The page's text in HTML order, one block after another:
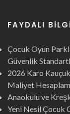
FAYDALI
Çocuk Oyun
Güvenlik
2026 Karo
Maliyet
Anaokulu ve
Yeni Nesil Çocuk